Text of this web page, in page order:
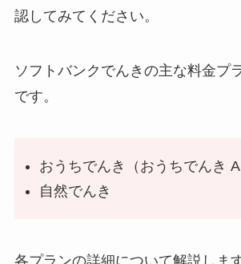
認してみてください。
ソフトバンクでんきの主な料金プ
です。
おうちでんき（おうちでんき A
自然でんき